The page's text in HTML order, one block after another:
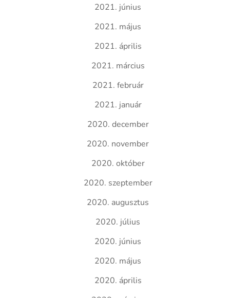
2021. június
2021. május
2021. április
2021. március
2021. február
2021. január
2020. december
2020. november
2020. október
2020. szeptember
2020. augusztus
2020. július
2020. június
2020. május
2020. április